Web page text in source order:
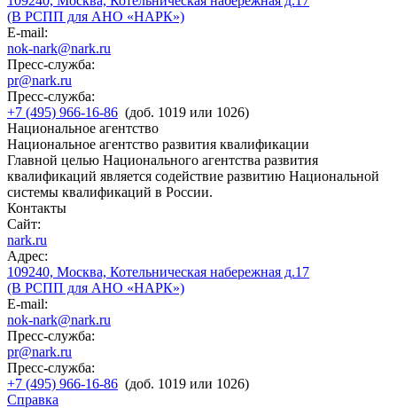
(В РСПП для АНО «НАРК»)
E-mail:
nok-nark@nark.ru
Пресс-служба:
pr@nark.ru
Пресс-служба:
+7 (495) 966-16-86 (доб. 1019 или 1026)
Национальное агентство
Национальное агентство развития квалификации
Главной целью Национального агентства развития
квалификаций является содействие развитию Национальной
системы квалификаций в России.
Контакты
Сайт:
nark.ru
Адрес:
109240, Москва, Котельническая набережная д.17
(В РСПП для АНО «НАРК»)
E-mail:
nok-nark@nark.ru
Пресс-служба:
pr@nark.ru
Пресс-служба:
+7 (495) 966-16-86 (доб. 1019 или 1026)
Справка